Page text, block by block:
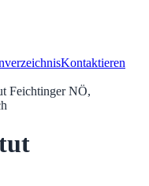
Kontaktieren
Feichtinger NÖ,